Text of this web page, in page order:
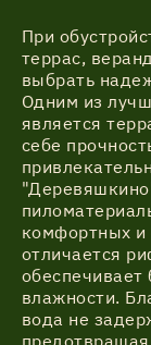
При
террас,
выбрать
Одним из
является
себе
комфортных и
отличается
обеспечивает
влажности.
вода не